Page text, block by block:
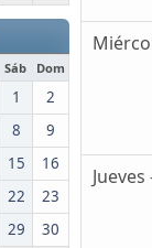
Sáb Dom
1
2
8
9
15
16
22
23
29
30
Jueves